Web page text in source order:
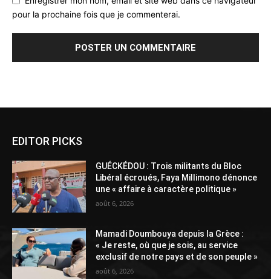
pour la prochaine fois que je commenterai.
EDITOR PICKS
GUÉCKÉDOU : Trois militants du Bloc
Libéral écroués, Faya Millimono dénonce
une « affaire à caractère politique »
août 6, 2026
Mamadi Doumbouya depuis la Grèce :
« Je reste, où que je sois, au service
exclusif de notre pays et de son peuple »
août 6, 2026